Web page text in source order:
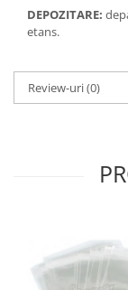
DEPOZITARE:
etans.
Review-uri(0)